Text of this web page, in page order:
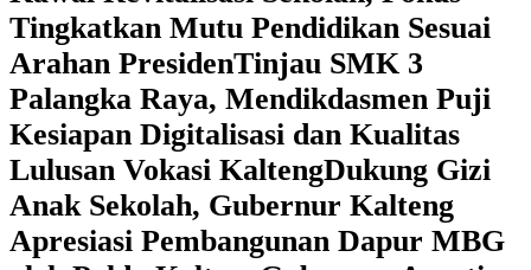
Tingkatkan Mutu Pendidikan Sesuai
Arahan Presiden‎Tinjau SMK 3
Palangka Raya, Mendikdasmen Puji
Kesiapan Digitalisasi dan Kualitas
Lulusan Vokasi Kalteng‎Dukung Gizi
Anak Sekolah, Gubernur Kalteng
Apresiasi Pembangunan Dapur MBG